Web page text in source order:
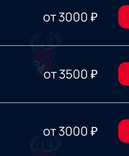
от3000 ₽
от3500 ₽
от3000 ₽